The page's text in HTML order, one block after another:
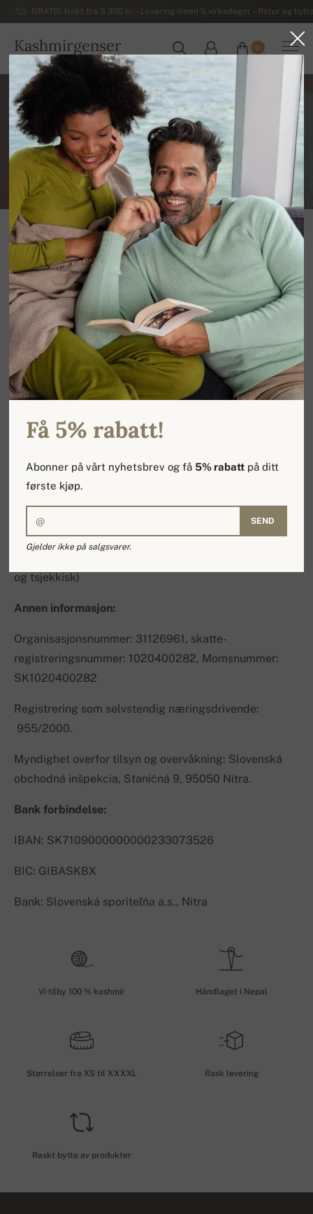
GRATIS frakt fra 3 300 kr – Levering innen 5 virkedager – Retur og
Kashmirgenser
NORGE
0
Kontakt
Produktet blir sendt med post (A prioritet) fra et lager i
Slovakia. Leveringen tar noen arbeidsdager. Betaling
for bestillingen kan du gjøre med kredittkort etter at
du er ferdig med å sende bestillingen eller med
internasjonal overføring til en slovakisk konto. Du kan
også betale gjennom PayPal.
Daglig leder:
Peter Greša
Nitra, 94901
Slovakisk Republik
E-post:
og tsjekkisk)
Annen informasjon:
Organisasjonsnummer: 31126961, skatte-
registreringsnummer: 1020400282, Momsnummer:
SK1020400282
Registrering som selvstendig næringsdrivende:
955/2000.
Myndighet overfor tilsyn og overvåkning: Slovenská
obchodná inšpekcia, Staničná 9, 95050 Nitra.
Bank forbindelse:
IBAN: SK7109000000000233073526
BIC: GIBASKBX
Bank: Slovenská sporiteľňa a.s., Nitra
Vi tilby 100 % kashmir Håndlaget i Nepal
Størrelser fra XS til XXXXL Rask levering
Raskt bytte av produkter
Få 5% rabatt!
Abonner på vårt nyhetsbrev og få5% rabatt på ditt
første kjøp.
SEND
Gjelder ikke på salgsvarer.